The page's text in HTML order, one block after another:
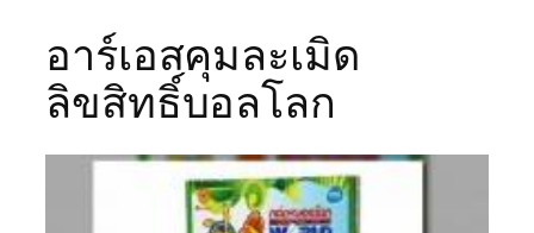
อาร์เอสคุมละเมิด
ลิขสิทธิ์บอลโลก